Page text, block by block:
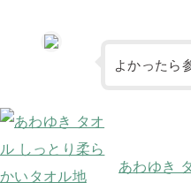
よかったら
あわゆき